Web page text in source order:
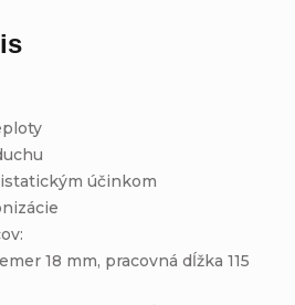
účinkom
18 mm, pracovná dĺžka 115